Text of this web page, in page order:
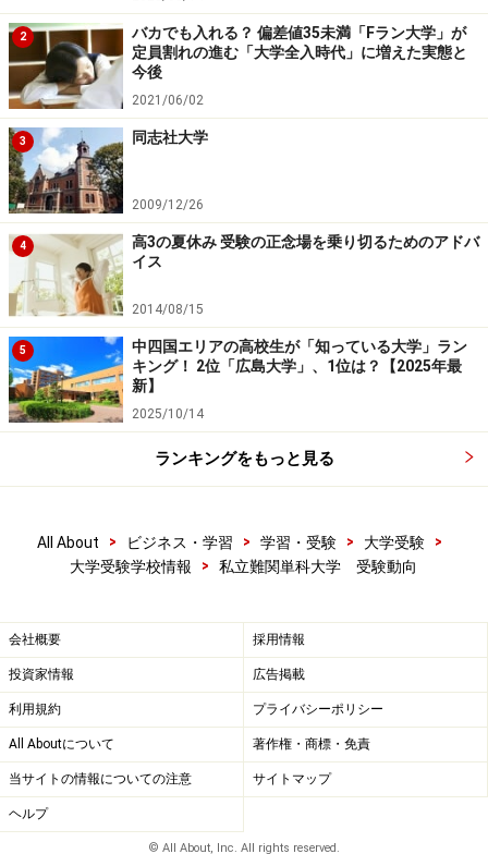
2
バカでも入れる？ 偏差値35未満「Fラン大学」が
定員割れの進む「大学全入時代」に増えた実態と
今後
2021/06/02
3 同志社大学
2009/12/26
4
高3の夏休み 受験の正念場を乗り切るためのアドバ
イス
2014/08/15
5
中四国エリアの高校生が「知っている大学」ラン
キング！ 2位「広島大学」、1位は？【2025年最
新】
2025/10/14
ランキングをもっと見る
All About > ビジネス・学習 > 学習・受験 > 大学受験
>
大学受験学校情報
> 私立難関単科大学 受験動向
会社概要 採用情報
投資家情報 広告掲載
利用規約 プライバシーポリシー
All Aboutについて 著作権・商標・免責
当サイトの情報についての注意 サイトマップ
ヘルプ
© All About, Inc. All rights reserved.